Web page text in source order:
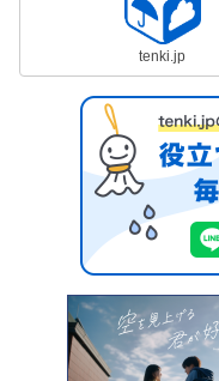
tenki.jp